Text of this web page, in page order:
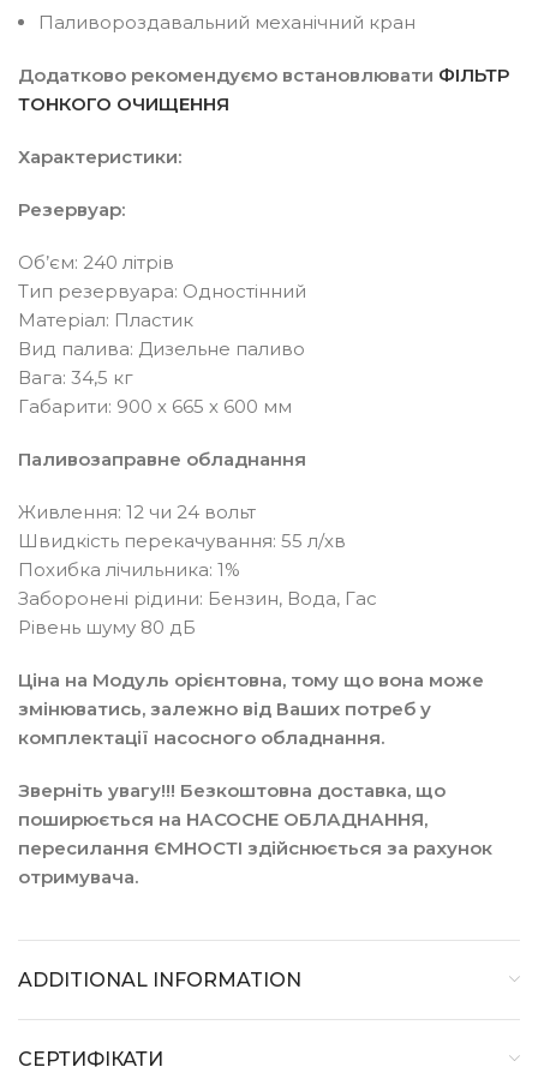
Паливороздавальний механічний кран
Додатково рекомендуємо встановлювати ФІЛЬТР
ТОНКОГО ОЧИЩЕННЯ
Характеристики:
Резервуар:
Об’єм: 240 літрів
Тип резервуара: Одностінний
Матеріал: Пластик
Вид палива: Дизельне паливо
Вага: 34,5 кг
Габарити: 900 х 665 х 600 мм
Паливозаправне обладнання
Живлення: 12 чи 24 вольт
Швидкість перекачування: 55 л/хв
Похибка лічильника: 1%
Заборонені рідини: Бензин, Вода, Гас
Рівень шуму 80 дБ
Ціна на Модуль орієнтовна, тому що вона може
змінюватись, залежно від Ваших потреб у
комплектації насосного обладнання.
Зверніть увагу!!! Безкоштовна доставка, що
поширюється на НАСОСНЕ ОБЛАДНАННЯ,
пересилання ЄМНОСТІ здійснюється за рахунок
отримувача.
ADDITIONAL INFORMATION
СЕРТИФІКАТИ